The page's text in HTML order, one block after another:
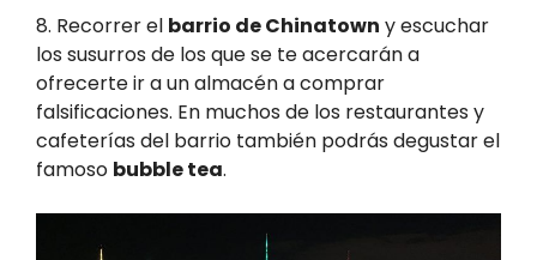
8. Recorrer el barrio de Chinatown y escuchar
los susurros de los que se te acercarán a
ofrecerte ir a un almacén a comprar
falsificaciones. En muchos de los restaurantes y
cafeterías del barrio también podrás degustar el
famoso bubble tea.